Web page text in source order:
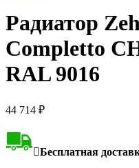
Радиатор
Completto
RAL 9016
44 714 ₽
Бесплатная